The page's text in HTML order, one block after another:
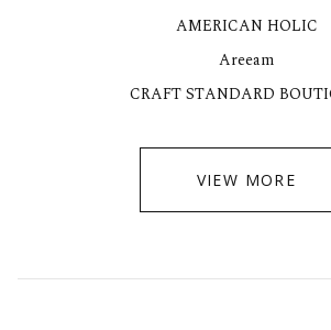
AMERICAN HOLIC
Areeam
CRAFT STANDARD
VIEW MORE